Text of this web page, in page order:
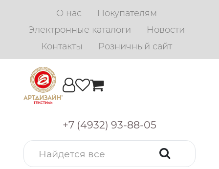
О нас
Покупателям
Электронные каталоги
Новости
Контакты
Розничный сайт
+7 (4932) 93-88-05